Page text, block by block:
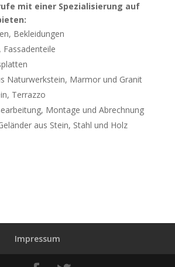
mit einer Spezialisierung auf
Bekleidungen
Fassadenteile
Naturwerkstein, Marmor und Granit
Terrazzo
Montage und Abrechnung
aus Stein, Stahl und Holz
Impressum